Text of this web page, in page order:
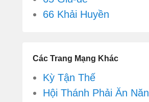
66 Khải Huyền
Các Trang Mạng Khác
Kỳ Tận Thế
Hội Thánh Phải Ăn Năn